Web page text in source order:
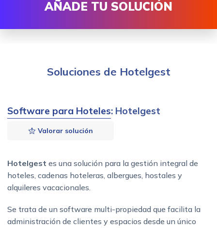
AÑADE TU SOLUCIÓN
Soluciones de Hotelgest
Software para Hoteles: Hotelgest
Valorar solución
Hotelgest es una solución para la gestión integral de
hoteles, cadenas hoteleras, albergues, hostales y
alquileres vacacionales.
Se trata de un software multi-propiedad que facilita la
administración de clientes y espacios desde un único